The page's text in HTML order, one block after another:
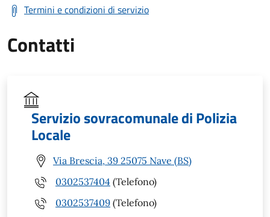
Termini e condizioni di servizio
Contatti
Servizio sovracomunale di Polizia
Locale
Via Brescia, 39 25075 Nave (BS)
0302537404 (Telefono)
0302537409 (Telefono)